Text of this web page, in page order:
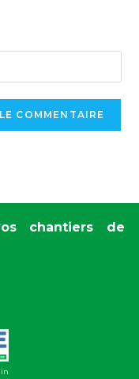
chantiers de